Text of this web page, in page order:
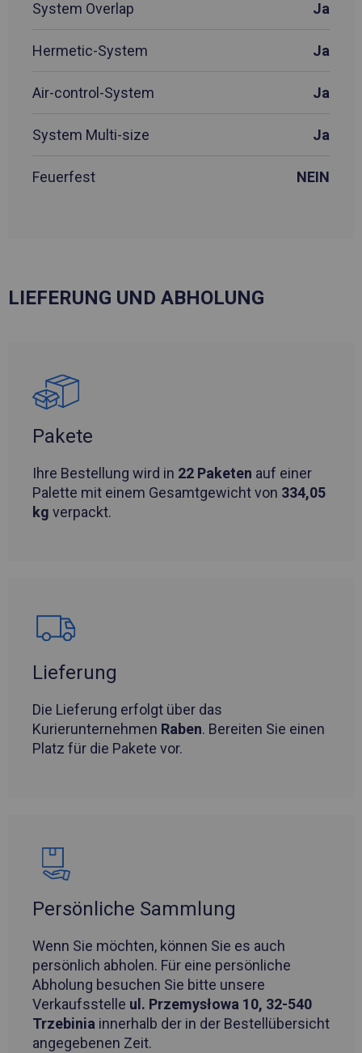
System Overlap Ja
Hermetic-System Ja
Air-control-System Ja
System Multi-size Ja
Feuerfest NEIN
LIEFERUNG UND ABHOLUNG
Pakete
Ihre Bestellung wird in 22 Paketen auf einer
Palette mit einem Gesamtgewicht von 334,05
kg verpackt.
Lieferung
Die Lieferung erfolgt über das
Kurierunternehmen Raben. Bereiten Sie einen
Platz für die Pakete vor.
Persönliche Sammlung
Wenn Sie möchten, können Sie es auch
persönlich abholen. Für eine persönliche
Abholung besuchen Sie bitte unsere
Verkaufsstelle ul. Przemysłowa 10, 32-540
Trzebinia innerhalb der in der Bestellübersicht
angegebenen Zeit.